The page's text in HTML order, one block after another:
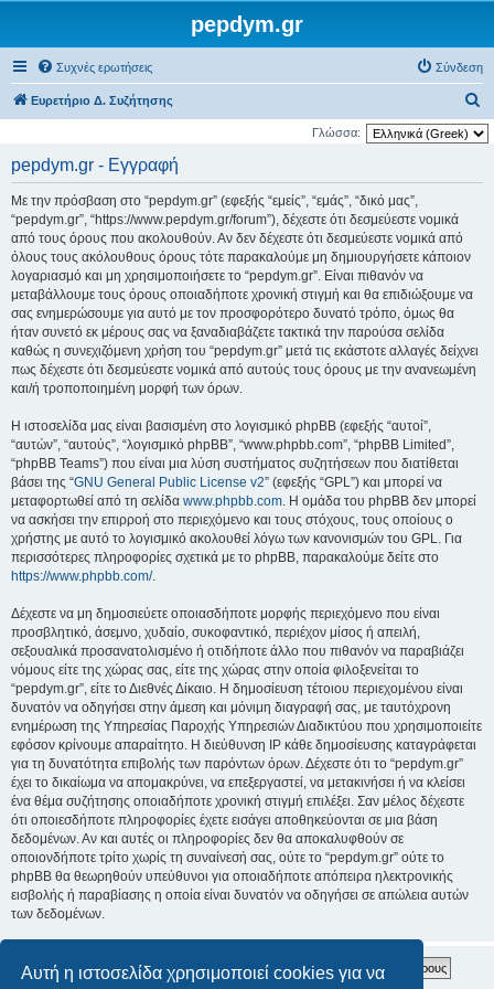
Αυτή η ιστοσελίδα χρησιμοποιεί cookies για να
pepdym.gr
Συχνές ερωτήσεις Σύνδεση
Ευρετήριο Δ. Συζήτησης
ν
Γλώσσα:
pepdym.gr - Εγγραφή
Με την πρόσβαση στο “pepdym.gr” (εφεξής “εμείς”, “εμάς”, “δικό μας”,
“pepdym.gr”, “https://www.pepdym.gr/forum”), δέχεστε ότι δεσμεύεστε νομικά
από τους όρους που ακολουθούν. Αν δεν δέχεστε ότι δεσμεύεστε νομικά από
όλους τους ακόλουθους όρους τότε παρακαλούμε μη δημιουργήσετε κάποιον
λογαριασμό και μη χρησιμοποιήσετε το “pepdym.gr”. Είναι πιθανόν να
μεταβάλλουμε τους όρους οποιαδήποτε χρονική στιγμή και θα επιδιώξουμε να
σας ενημερώσουμε για αυτό με τον προσφορότερο δυνατό τρόπο, όμως θα
ήταν συνετό εκ μέρους σας να ξαναδιαβάζετε τακτικά την παρούσα σελίδα
καθώς η συνεχιζόμενη χρήση του “pepdym.gr” μετά τις εκάστοτε αλλαγές δείχνει
πως δέχεστε ότι δεσμεύεστε νομικά από αυτούς τους όρους με την ανανεωμένη
και/ή τροποποιημένη μορφή των όρων.
Η ιστοσελίδα μας είναι βασισμένη στο λογισμικό phpBB (εφεξής “αυτοί”,
“αυτών”, “αυτούς”, “λογισμικό phpBB”, “www.phpbb.com”, “phpBB Limited”,
“phpBB Teams”) που είναι μια λύση συστήματος συζητήσεων που διατίθεται
βάσει της “GNU General Public License v2” (εφεξής “GPL”) και μπορεί να
μεταφορτωθεί από τη σελίδα www.phpbb.com. Η ομάδα του phpBB δεν μπορεί
να ασκήσει την επιρροή στο περιεχόμενο και τους στόχους, τους οποίους ο
χρήστης με αυτό το λογισμικό ακολουθεί λόγω των κανονισμών του GPL. Για
περισσότερες πληροφορίες σχετικά με το phpBB, παρακαλούμε δείτε στο
https://www.phpbb.com/.
Δέχεστε να μη δημοσιεύετε οποιασδήποτε μορφής περιεχόμενο που είναι
προσβλητικό, άσεμνο, χυδαίο, συκοφαντικό, περιέχον μίσος ή απειλή,
σεξουαλικά προσανατολισμένο ή οτιδήποτε άλλο που πιθανόν να παραβιάζει
νόμους είτε της χώρας σας, είτε της χώρας στην οποία φιλοξενείται το
“pepdym.gr”, είτε το Διεθνές Δίκαιο. Η δημοσίευση τέτοιου περιεχομένου είναι
δυνατόν να οδηγήσει στην άμεση και μόνιμη διαγραφή σας, με ταυτόχρονη
ενημέρωση της Υπηρεσίας Παροχής Υπηρεσιών Διαδικτύου που χρησιμοποιείτε
εφόσον κρίνουμε απαραίτητο. Η διεύθυνση IP κάθε δημοσίευσης καταγράφεται
για τη δυνατότητα επιβολής των παρόντων όρων. Δέχεστε ότι το “pepdym.gr”
έχει το δικαίωμα να απομακρύνει, να επεξεργαστεί, να μετακινήσει ή να κλείσει
ένα θέμα συζήτησης οποιαδήποτε χρονική στιγμή επιλέξει. Σαν μέλος δέχεστε
ότι οποιεσδήποτε πληροφορίες έχετε εισάγει αποθηκεύονται σε μια βάση
δεδομένων. Αν και αυτές οι πληροφορίες δεν θα αποκαλυφθούν σε
οποιονδήποτε τρίτο χωρίς τη συναίνεσή σας, ούτε το “pepdym.gr” ούτε το
phpBB θα θεωρηθούν υπεύθυνοι για οποιαδήποτε απόπειρα ηλεκτρονικής
εισβολής ή παραβίασης η οποία είναι δυνατόν να οδηγήσει σε απώλεια αυτών
των δεδομένων.